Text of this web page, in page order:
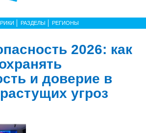
РАЗДЕЛЫ РЕГИОНЫ
2026: как
и доверие в
угроз